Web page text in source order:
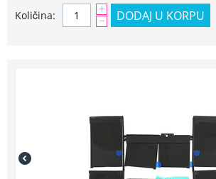
Količina: +
− DODAJ U KORPU